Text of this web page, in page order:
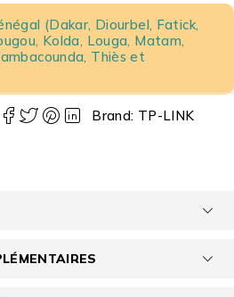
(Dakar, Diourbel, Fatick,
Kolda, Louga, Matam,
Thiès et
Brand: TP-LINK